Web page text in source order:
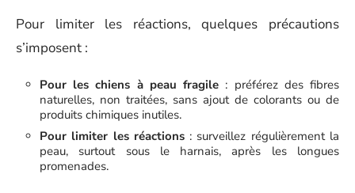
Pour limiter les réactions, quelques précautions
s’imposent :
Pour les chiens à peau fragile : préférez des fibres
naturelles, non traitées, sans ajout de colorants ou de
produits chimiques inutiles.
Pour limiter les réactions: surveillez régulièrement la
peau, surtout sous le harnais, après les longues
promenades.